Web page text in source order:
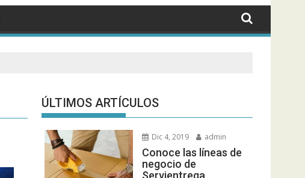
ÚLTIMOS ARTÍCULOS
Dic 4, 2019 admin
Conoce las líneas de
negocio de
Servientrega